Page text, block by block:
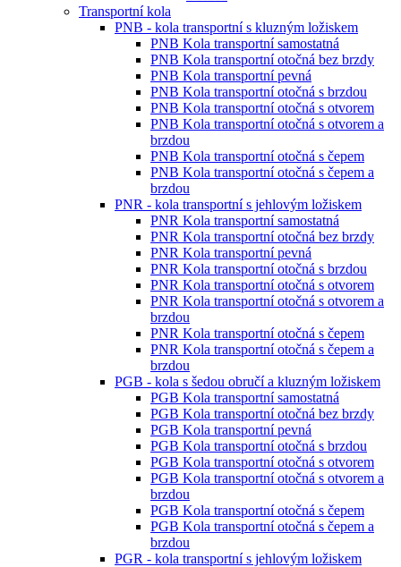
Transportní kola
PNB - kola transportní s kluzným ložiskem
PNB Kola transportní samostatná
PNB Kola transportní otočná bez brzdy
PNB Kola transportní pevná
PNB Kola transportní otočná s brzdou
PNB Kola transportní otočná s otvorem
PNB Kola transportní otočná s otvorem a
brzdou
PNB Kola transportní otočná s čepem
PNB Kola transportní otočná s čepem a
brzdou
PNR - kola transportní s jehlovým ložiskem
PNR Kola transportní samostatná
PNR Kola transportní otočná bez brzdy
PNR Kola transportní pevná
PNR Kola transportní otočná s brzdou
PNR Kola transportní otočná s otvorem
PNR Kola transportní otočná s otvorem a
brzdou
PNR Kola transportní otočná s čepem
PNR Kola transportní otočná s čepem a
brzdou
PGB - kola s šedou obručí a kluzným ložiskem
PGB Kola transportní samostatná
PGB Kola transportní otočná bez brzdy
PGB Kola transportní pevná
PGB Kola transportní otočná s brzdou
PGB Kola transportní otočná s otvorem
PGB Kola transportní otočná s otvorem a
brzdou
PGB Kola transportní otočná s čepem
PGB Kola transportní otočná s čepem a
brzdou
PGR - kola transportní s jehlovým ložiskem